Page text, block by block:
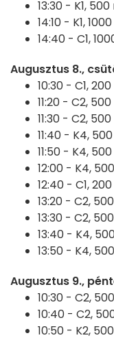
13:30 - K1,
14:10 - K1,
14:40 - C1,
Augusztus 8.,
10:30 - C1,
11:20 - C2,
11:30 - C2,
11:40 - K4,
11:50 - K4,
12:00 - K4,
12:40 - C1,
13:20 - C2,
13:30 - C2,
13:40 - K4,
13:50 - K4,
Augusztus 9.,
10:30 - C2,
10:40 - C2,
10:50 - K2,